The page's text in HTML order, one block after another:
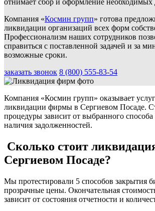
Компания «Космин групп» готова
ликвидации организаций всех форм
Профессионализм наших сотрудников
справиться с поставленной задачей и за
возможные сроки.
заказать звонок 8 (800) 555-83-54
Компания «Космин групп» оказывает
ликвидации фирмы в Сергиевом Посаде.
процедуры зависит от выбранного способа
наличия задолженностей.
Сколько стоит
Сергиевом Посаде?
Мы протестировали 5 способов закрытия
прозрачные цены. Окончательная
зависит от состояния отчетности и